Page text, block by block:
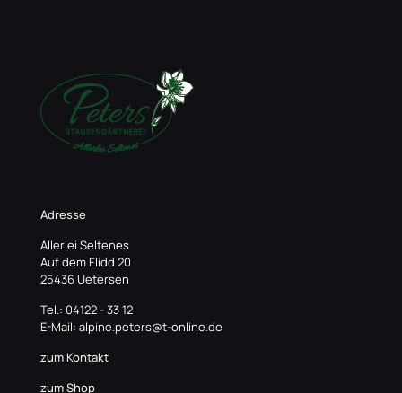
Adresse
Allerlei Seltenes
Auf dem Flidd 20
25436 Uetersen
Tel.: 04122 - 33 12
E-Mail: alpine.peters@t-online.de
zum Kontakt
zum Shop